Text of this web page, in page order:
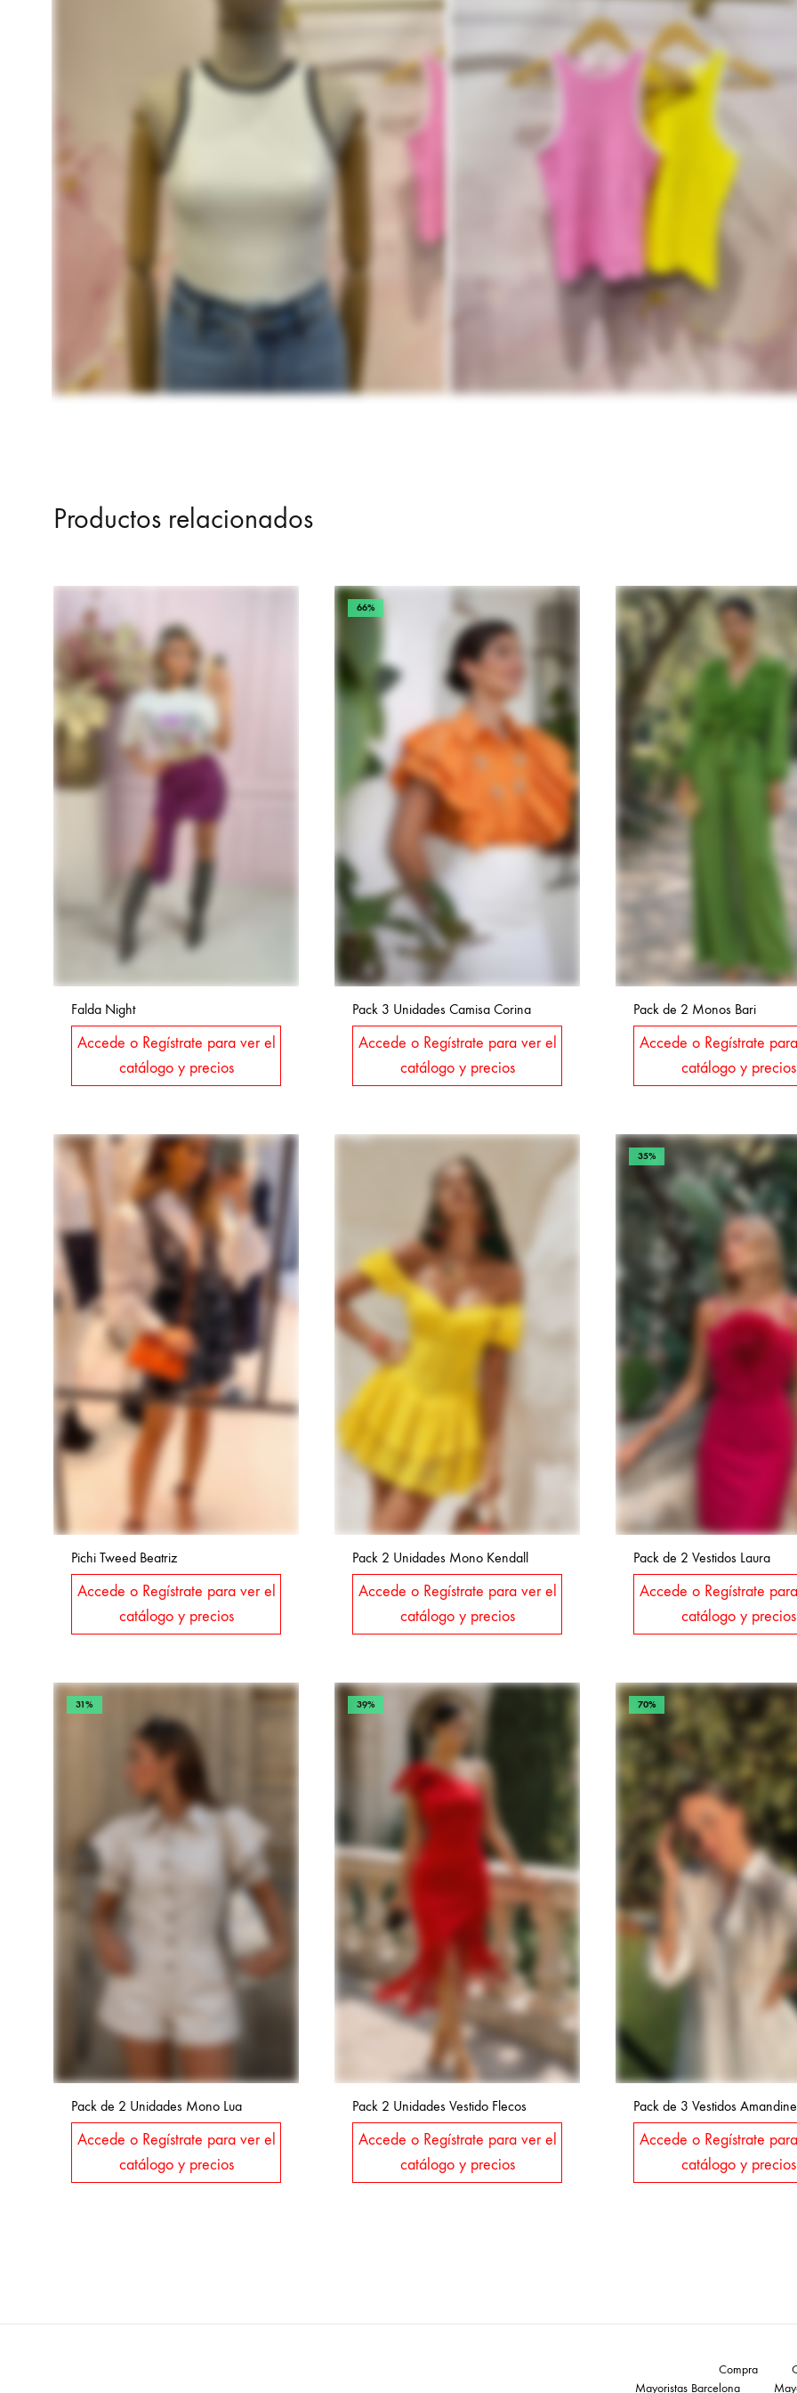
Productos relacionados
Falda Night
Accede o Regístrate para ver el
catálogo y precios
66%
Pack 3 Unidades Camisa Corina
Accede o Regístrate para ver el
catálogo y precios
Pack de 2 Monos Bari
Accede o Regístrate
catálogo y precios
Pichi Tweed Beatriz
Accede o Regístrate para ver el
catálogo y precios
Pack 2 Unidades Mono Kendall
Accede o Regístrate para ver el
catálogo y precios
35%
Pack de 2 Vestidos Laura
Accede o Regístrate
catálogo y precios
31%
Pack de 2 Unidades Mono Lua
Accede o Regístrate para ver el
catálogo y precios
39%
Pack 2 Unidades Vestido Flecos
Accede o Regístrate para ver el
catálogo y precios
70%
Pack de 3 Vestidos Amandine
Accede o Regístrate
catálogo y precios
Compra
Mayoristas Barcelona